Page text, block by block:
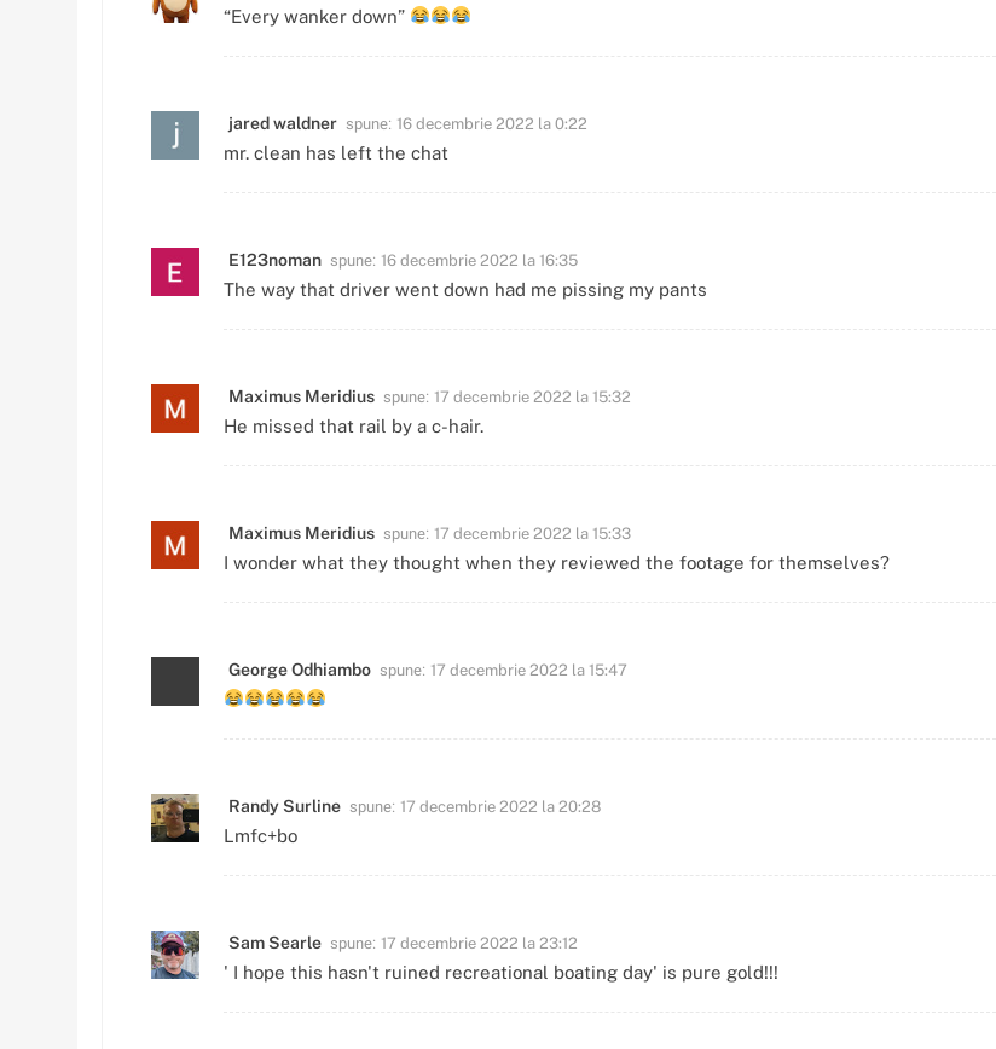
“Every wanker down”
jared waldner spune: 16 decembrie 2022 la 0:22
mr. clean has left the chat
E123noman spune: 16 decembrie 2022 la 16:35
The way that driver went down had me pissing my pants
Maximus Meridius spune: 17 decembrie 2022 la 15:32
He missed that rail by a c-hair.
Maximus Meridius spune: 17 decembrie 2022 la 15:33
I wonder what they thought when they reviewed the footage for themselves?
George Odhiambo spune: 17 decembrie 2022 la 15:47
Randy Surline spune: 17 decembrie 2022 la 20:28
Lmfc+bo
Sam Searle spune: 17 decembrie 2022 la 23:12
' I hope this hasn't ruined recreational boating day' is pure gold!!!